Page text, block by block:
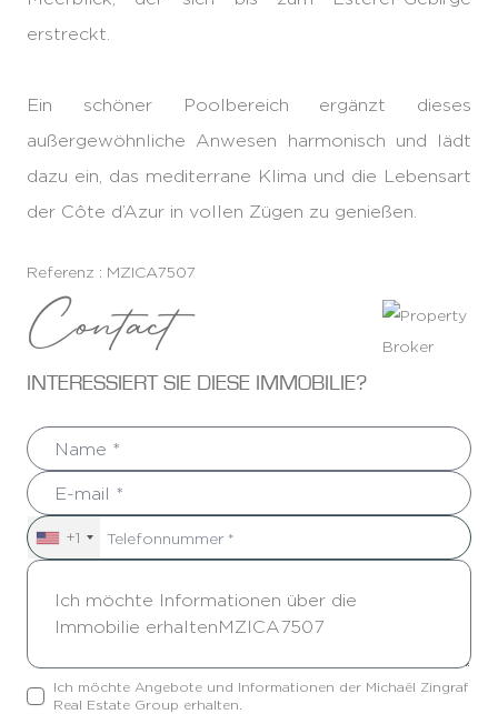
erstreckt.
Ein schöner Poolbereich ergänzt dieses
außergewöhnliche Anwesen harmonisch und lädt
dazu ein, das mediterrane Klima und die Lebensart
der Côte d’Azur in vollen Zügen zu genießen.
Referenz : MZICA7507
Contact
INTERESSIERT SIE DIESE IMMOBILIE?
+1
Ich möchte Angebote und Informationen der Michaël Zingraf
Real Estate Group erhalten.